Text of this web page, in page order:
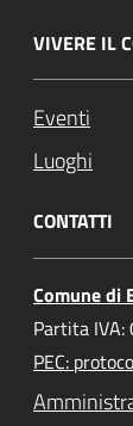
VIVERE IL
Eventi
Luoghi
CONTATTI
Comune di
Partita
PEC: